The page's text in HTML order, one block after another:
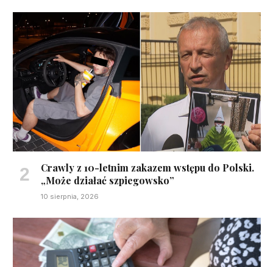
Crawly z 10-letnim zakazem wstępu do Polski.
„Może działać szpiegowsko”
10 sierpnia, 2026